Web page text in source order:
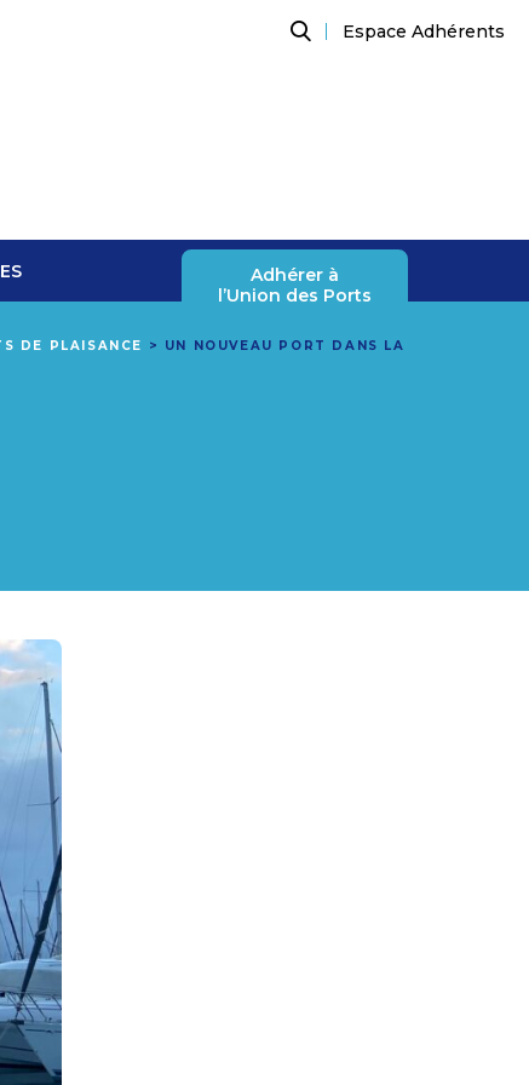
Espace Adhérents
Adhérer à
l’Union des Ports
DE PLAISANCE > UN NOUVEAU PORT DANS LA